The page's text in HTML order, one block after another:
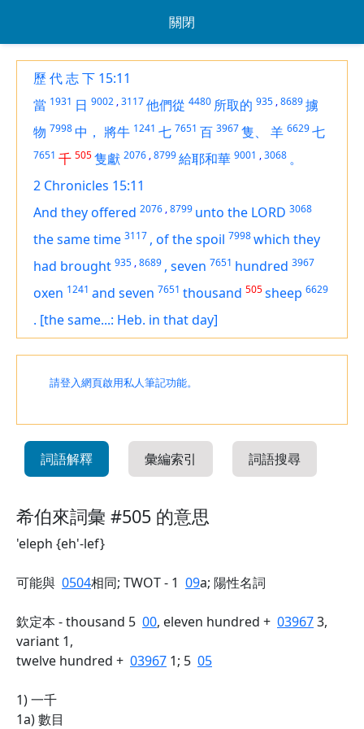
關閉
歷 代 志 下 15:11
當 1931 日 9002 ,3117他們從 4480 所取的 935 ,8689擄
物 7998中， 將牛 1241 七 7651 百 3967隻、 羊 6629七
7651 千 505隻獻 2076 ,8799給耶和華 9001 ,3068 。
2 Chronicles 15:11
And they offered 2076 ,8799 unto the LORD 3068
the same time 3117 , of the spoil 7998which they
had brought 935 ,8689 , seven 7651 hundred 3967
oxen 1241 and seven 7651 thousand 505sheep 6629
. [the same...: Heb. in that day]
請登入網頁啟用私人筆記功能。
詞語解釋 彙編索引 詞語搜尋
希伯來詞彙 #505 的意思
'eleph {eh'-lef}
可能與 0504相同; TWOT - 1 09a; 陽性名詞
欽定本 - thousand 5 00, eleven hundred + 039673,
variant 1,
twelve hundred + 03967 1; 5 05
1) 一千
1a) 數目